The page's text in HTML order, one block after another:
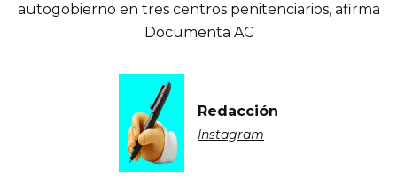
autogobierno en tres centros penitenciarios, afirma
Documenta AC
Redacción
Instagram